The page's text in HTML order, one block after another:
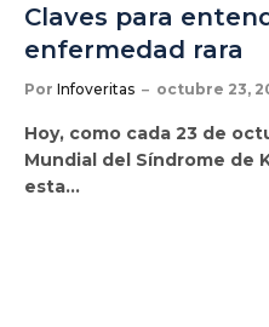
Claves para
enfermedad rara
Por Infoveritas octubre 23,
Hoy, como cada 23 de
Mundial del Síndrome de
esta…